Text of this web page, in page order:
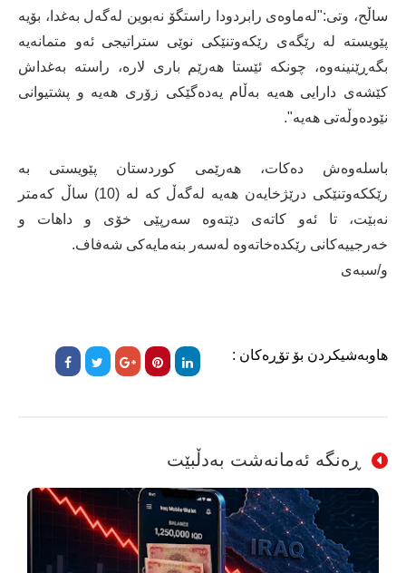
ساڵح، وتى:"لەماوەى رابردودا راستگۆ نەبوین لەگەل بەغدا، بۆیە
پێویستە لە رێگەى رێکەوتنێکى نوێى ستراتیجى ئەو متمانەیە
بگەڕێنینەوە، چونکە ئێستا هەرێم بارى لارە، راستە بەغداش
کێشەى دارایى هەیە بەڵام یەدەگێکى زۆرى هەیە و پشتیوانى
نێودەوڵەتى هەیە".
باسلەوەش دەکات، هەرێمى کوردستان پێویستى بە
رێککەوتنێکى درێژخایەن هەیە لەگەڵ کە لە (10) ساڵ کەمتر
نەبێت، تا ئەو کاتەى دێتەوە سەرپێى خۆى و داهات و
خەرجییەکانى رێکدەخاتەوە لەسەر بنەمایەکى شەفاف.
و/سبەی
هاوبەشیکردن بۆ تۆڕەکان :
ڕەنگە ئەمانەشت بەدڵبێت